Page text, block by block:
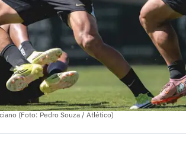
(Foto: Pedro Souza / Atlético)